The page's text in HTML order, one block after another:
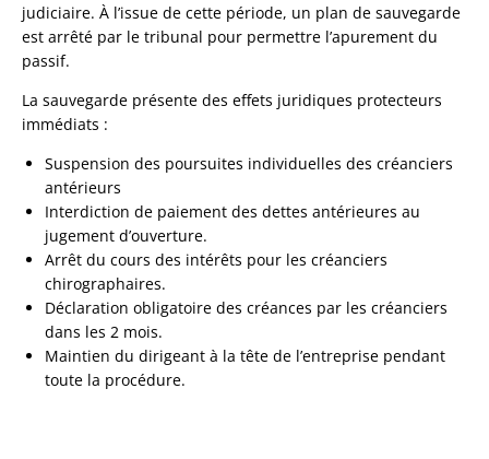
judiciaire. À l’issue de cette période, un plan de sauvegarde
est arrêté par le tribunal pour permettre l’apurement du
passif.
La sauvegarde présente des effets juridiques protecteurs
immédiats :
Suspension des poursuites individuelles des créanciers
antérieurs
Interdiction de paiement des dettes antérieures au
jugement d’ouverture.
Arrêt du cours des intérêts pour les créanciers
chirographaires.
Déclaration obligatoire des créances par les créanciers
dans les 2 mois.
Maintien du dirigeant à la tête de l’entreprise pendant
toute la procédure.